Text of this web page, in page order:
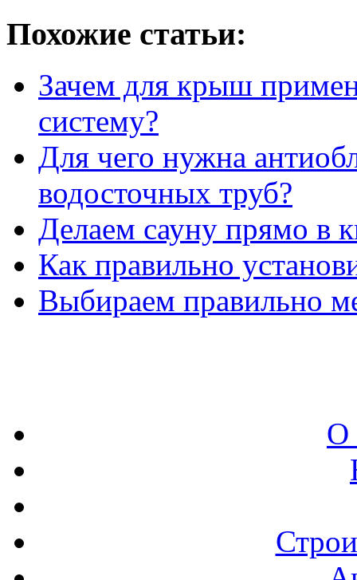
Похожие статьи:
Зачем для крыш
систему?
Для чего нужна
водосточных труб?
Делаем сауну прямо в
Как правильно
Выбираем правильно
О